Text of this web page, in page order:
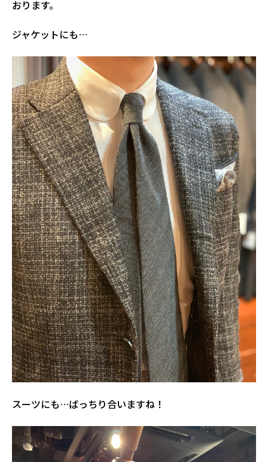
おります。
ジャケットにも…
スーツにも…ばっちり合いますね！